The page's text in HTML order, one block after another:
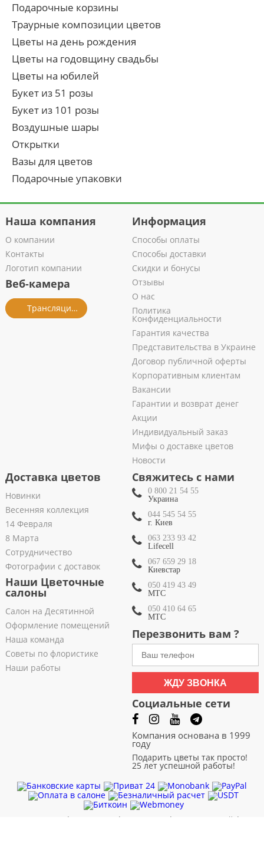
Подарочные корзины
Траурные композиции цветов
Цветы на день рождения
Цветы на годовщину свадьбы
Цветы на юбилей
Букет из 51 розы
Букет из 101 розы
Воздушные шары
Открытки
Вазы для цветов
Подарочные упаковки
Наша компания
О компании
Контакты
Логотип компании
Веб-камера
Трансляция из салона
Информация
Способы оплаты
Способы доставки
Скидки и бонусы
Отзывы
О нас
Политика
Конфиденциальности
Гарантия качества
Представительства в Украине
Договор публичной оферты
Корпоративным клиентам
Вакансии
Гарантии и возврат денег
Акции
Индивидуальный заказ
Мифы о доставке цветов
Новости
Доставка цветов
Новинки
Весенняя коллекция
14 Февраля
8 Марта
Сотрудничество
Фотографии с доставок
Наши Цветочные
салоны
Салон на Десятинной
Оформление помещений
Наша команда
Советы по флористике
Наши работы
Свяжитесь с нами
0 800 21 54 55
Украина
044 545 54 55
г. Киев
063 233 93 42
Lifecell
067 659 29 18
Киевстар
050 419 43 49
МТС
050 410 64 65
МТС
Перезвонить вам ?
ЖДУ ЗВОНКА
Социальные сети
Компания основана в 1999
году
Подарить цветы так просто!
25 лет успешной работы!
| | | Хмельницкий |